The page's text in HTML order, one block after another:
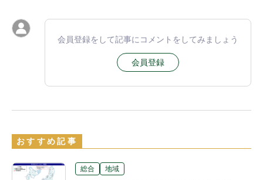
会員登録をして記事にコメントをしてみましょう
会員登録
おすすめ記事
総合 地域